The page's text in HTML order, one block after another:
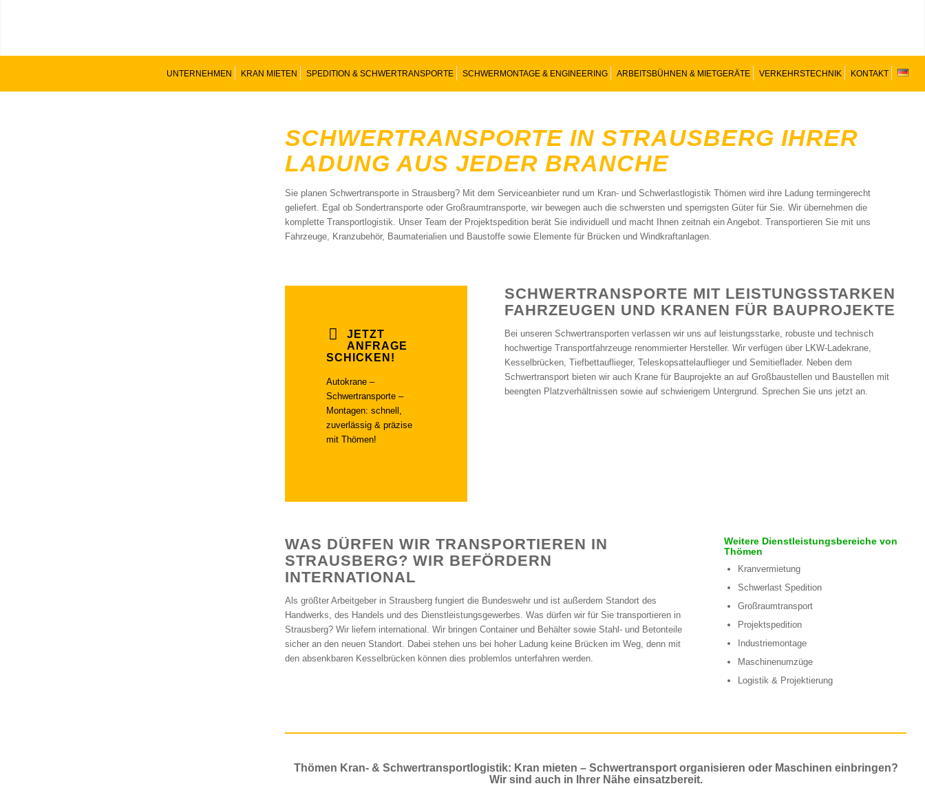
UNTERNEHMEN KRAN MIETEN SPEDITION & SCHWERTRANSPORTE SCHWERMONTAGE & ENGINEERING ARBEITSBÜHNEN & MIETGERÄTE VERKEHRSTECHNIK KONTAKT
SCHWERTRANSPORTE IN STRAUSBERG IHRER
LADUNG AUS JEDER BRANCHE
Sie planen Schwertransporte in Strausberg? Mit dem Serviceanbieter rund um Kran- und Schwerlastlogistik Thömen wird ihre Ladung termingerecht
geliefert. Egal ob Sondertransporte oder Großraumtransporte, wir bewegen auch die schwersten und sperrigsten Güter für Sie. Wir übernehmen die
komplette Transportlogistik. Unser Team der Projektspedition berät Sie individuell und macht Ihnen zeitnah ein Angebot. Transportieren Sie mit uns
Fahrzeuge, Kranzubehör, Baumaterialien und Baustoffe sowie Elemente für Brücken und Windkraftanlagen.
JETZT
ANFRAGE
SCHICKEN!
Autokrane –
Schwertransporte –
Montagen: schnell,
zuverlässig & präzise
mit Thömen!
SCHWERTRANSPORTE MIT LEISTUNGSSTARKEN
FAHRZEUGEN UND KRANEN FÜR BAUPROJEKTE
Bei unseren Schwertransporten verlassen wir uns auf leistungsstarke, robuste und technisch
hochwertige Transportfahrzeuge renommierter Hersteller. Wir verfügen über LKW-Ladekrane,
Kesselbrücken, Tiefbettauflieger, Teleskopsattelauflieger und Semitieflader. Neben dem
Schwertransport bieten wir auch Krane für Bauprojekte an auf Großbaustellen und Baustellen mit
beengten Platzverhältnissen sowie auf schwierigem Untergrund. Sprechen Sie uns jetzt an.
WAS DÜRFEN WIR TRANSPORTIEREN IN
STRAUSBERG? WIR BEFÖRDERN
INTERNATIONAL
Als größter Arbeitgeber in Strausberg fungiert die Bundeswehr und ist außerdem Standort des
Handwerks, des Handels und des Dienstleistungsgewerbes. Was dürfen wir für Sie transportieren in
Strausberg? Wir liefern international. Wir bringen Container und Behälter sowie Stahl- und Betonteile
sicher an den neuen Standort. Dabei stehen uns bei hoher Ladung keine Brücken im Weg, denn mit
den absenkbaren Kesselbrücken können dies problemlos unterfahren werden.
Weitere Dienstleistungsbereiche von
Thömen
Kranvermietung
Schwerlast Spedition
Großraumtransport
Projektspedition
Industriemontage
Maschinenumzüge
Logistik & Projektierung
Thömen Kran- & Schwertransportlogistik: Kran mieten – Schwertransport organisieren oder Maschinen einbringen?
Wir sind auch in Ihrer Nähe einsatzbereit.